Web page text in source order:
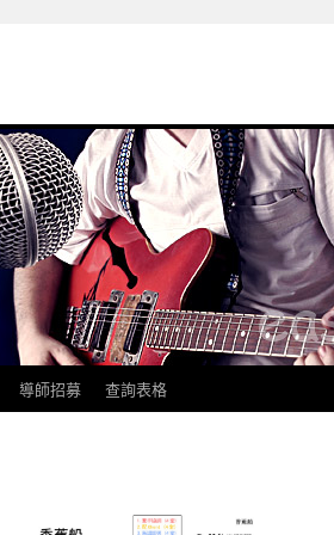
導師招募 查詢表格